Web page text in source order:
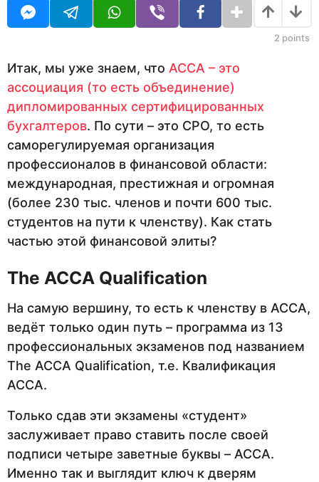
R
а
н
д
2 points
Итак, мы уже знаем, что АССА – это
ассоциация (то есть объединение)
дипломированных сертифицированных
бухгалтеров. По сути – это СРО, то есть
саморегулируемая организация
профессионалов в финансовой области:
международная, престижная и огромная
(более 230 тыс. членов и почти 600 тыс.
студентов на пути к членству). Как стать
частью этой финансовой элиты?
The ACCA Qualification
На самую вершину, то есть к членству в АССА,
ведёт только один путь – программа из 13
профессиональных экзаменов под названием
The ACCA Qualification, т.е. Квалификация
АССА.
Только сдав эти экзамены «студент»
заслуживает право ставить после своей
подписи четыре заветные буквы – ACCA.
Именно так и выглядит ключ к дверям